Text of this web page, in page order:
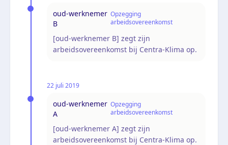
oud-werknemer
B
Opzegging
arbeidsovereenkomst
[oud-werknemer B] zegt zijn
arbeidsovereenkomst bij Centra-Klima op.
22 juli 2019
oud-werknemer
A
Opzegging
arbeidsovereenkomst
[oud-werknemer A] zegt zijn
arbeidsovereenkomst bij Centra-Klima op.